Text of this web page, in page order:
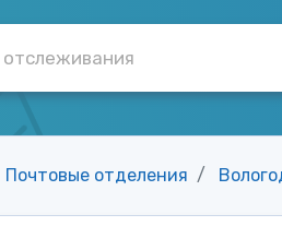
Почтовые отделения